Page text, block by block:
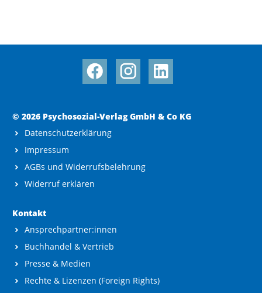
© 2026 Psychosozial-Verlag GmbH & Co KG
Datenschutzerklärung
Impressum
AGBs und Widerrufsbelehrung
Widerruf erklären
Kontakt
Ansprechpartner:innen
Buchhandel & Vertrieb
Presse & Medien
Rechte & Lizenzen (Foreign Rights)